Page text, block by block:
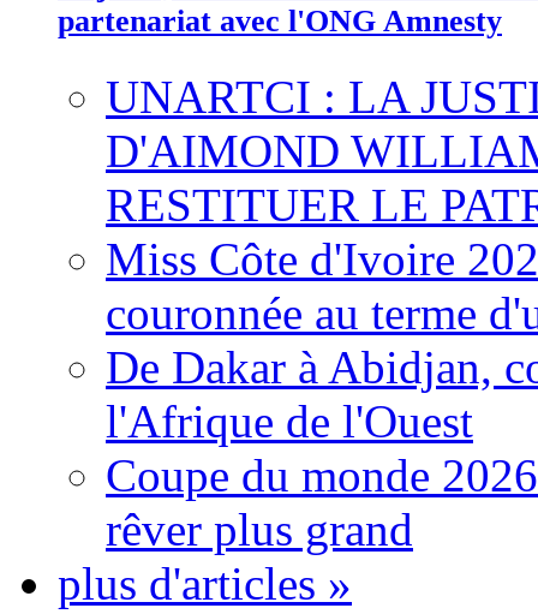
partenariat avec l'ONG Amnesty
UNARTCI : LA
D'AIMOND
RESTITUER LE
Miss Côte d'Ivoire
couronnée au terme
De Dakar à Abidjan,
l'Afrique de l'Ouest
Coupe du monde
rêver plus grand
plus d'articles »